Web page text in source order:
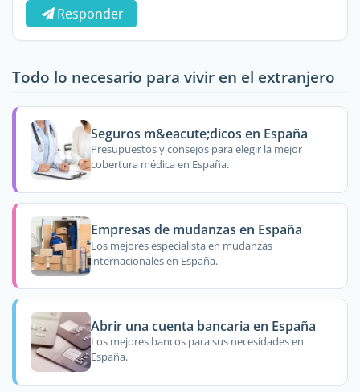
Responder
Todo lo necesario para vivir en el extranjero
Seguros m&eacute;dicos en España
Presupuestos y consejos para elegir la mejor
cobertura médica en España.
Empresas de mudanzas en España
Los mejores especialista en mudanzas
internacionales en España.
Abrir una cuenta bancaria en España
Los mejores bancos para sus necesidades en
España.